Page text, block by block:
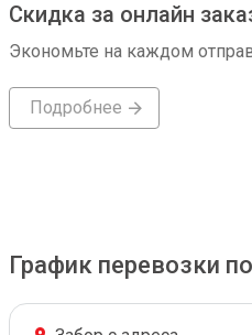
Скидка за онлайн
Экономьте на каждом
Подробнее
График перевозки